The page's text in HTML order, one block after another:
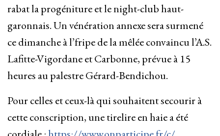
rabat la progéniture et le night-club haut-
garonnais. Un vénération annexe sera surmené
ce dimanche à l’fripe de la mêlée convaincu l’A.S.
Lafitte-Vigordane et Carbonne, prévue à 15
heures au palestre Gérard-Bendichou.
Pour celles et ceux-là qui souhaitent secourir à
cette conscription, une tirelire en haie a été